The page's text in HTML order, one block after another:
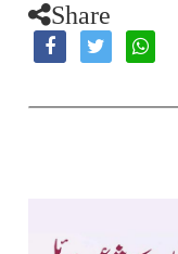
Share